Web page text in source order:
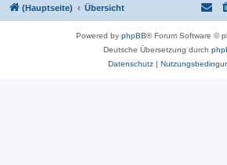
(Hauptseite) Übersicht
Powered by phpBB® Forum Software ©
Deutsche Übersetzung durch
Datenschutz|